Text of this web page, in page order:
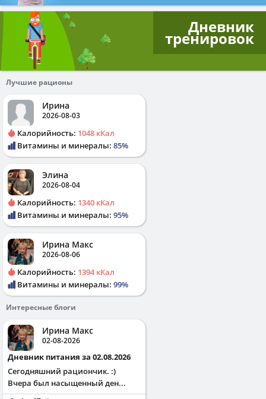
Дневник
тренировок
Лучшие рационы
Ирина
2026-08-03
Калорийность: 1048 кКал
Витамины и минералы: 85%
Элина
2026-08-04
Калорийность: 1340 кКал
Витамины и минералы: 95%
Ирина Макс
2026-08-06
Калорийность: 1394 кКал
Витамины и минералы: 99%
Интересные блоги
Ирина Макс
02-08-2026
Дневник питания за 02.08.2026
Сегодняшний рациончик. :)
Вчера был насыщенный ден...